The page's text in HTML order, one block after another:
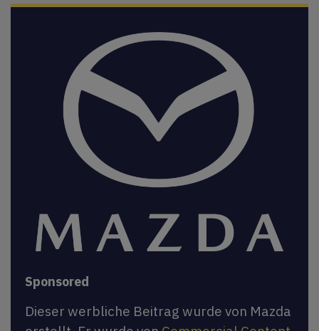
Sponsored
Dieser werbliche Beitrag wurde von Mazda